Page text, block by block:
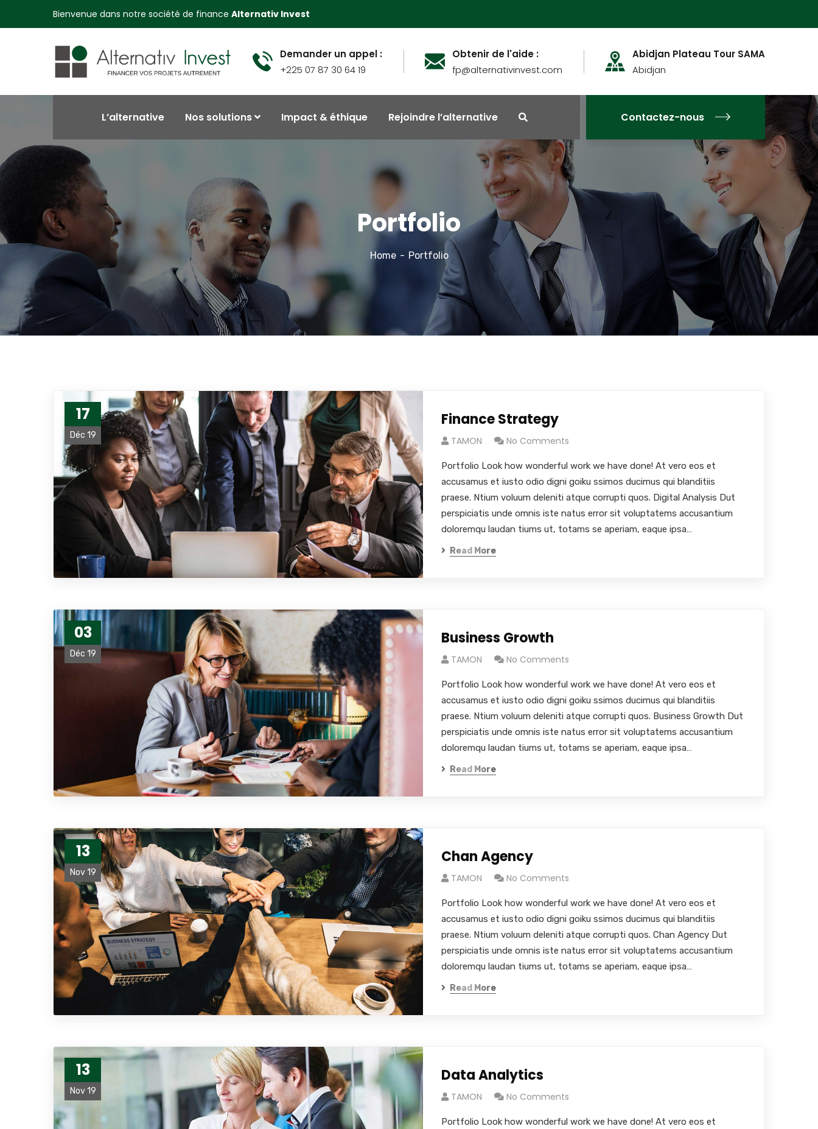
Bienvenue dans notre société de finance Alternativ Invest
Demander un appel :
+225 07 87 30 64 19
Obtenir de l'aide :
fp@alternativinvest.com
Abidjan Plateau Tour SAMA
Abidjan
L’alternative Nos solutions Impact & éthique Rejoindre l’alternative Contactez-nous
Portfolio
Home Portfolio
17
Déc 19
Finance Strategy
TAMON No Comments
Portfolio Look how wonderful work we have done! At vero eos et
accusamus et iusto odio digni goiku ssimos ducimus qui blanditiis
praese. Ntium voluum deleniti atque corrupti quos. Digital Analysis Dut
perspiciatis unde omnis iste natus error sit voluptatems accusantium
doloremqu laudan tiums ut, totams se aperiam, eaque ipsa…
Read More
03
Déc 19
Business Growth
TAMON No Comments
Portfolio Look how wonderful work we have done! At vero eos et
accusamus et iusto odio digni goiku ssimos ducimus qui blanditiis
praese. Ntium voluum deleniti atque corrupti quos. Business Growth Dut
perspiciatis unde omnis iste natus error sit voluptatems accusantium
doloremqu laudan tiums ut, totams se aperiam, eaque ipsa…
Read More
13
Nov 19
Chan Agency
TAMON No Comments
Portfolio Look how wonderful work we have done! At vero eos et
accusamus et iusto odio digni goiku ssimos ducimus qui blanditiis
praese. Ntium voluum deleniti atque corrupti quos. Chan Agency Dut
perspiciatis unde omnis iste natus error sit voluptatems accusantium
doloremqu laudan tiums ut, totams se aperiam, eaque ipsa…
Read More
13
Nov 19
Data Analytics
TAMON No Comments
Portfolio Look how wonderful work we have done! At vero eos et